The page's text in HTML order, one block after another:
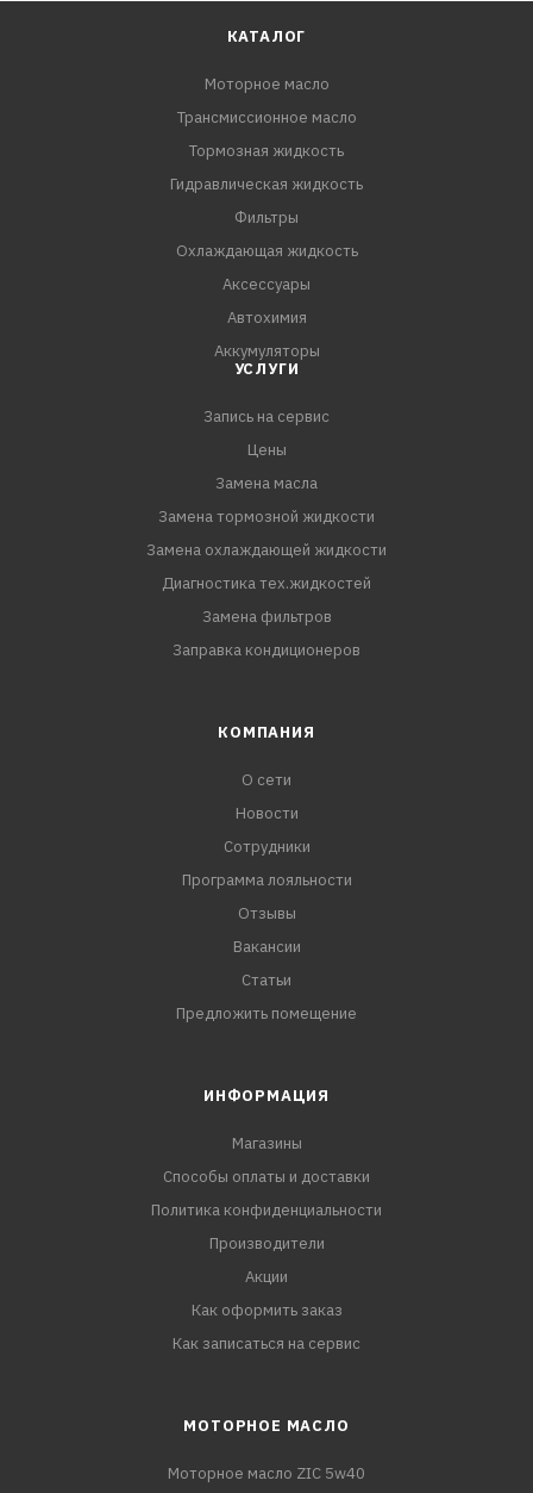
КАТАЛОГ
Моторное масло
Трансмиссионное масло
Тормозная жидкость
Гидравлическая жидкость
Фильтры
Охлаждающая жидкость
Аксессуары
Автохимия
Аккумуляторы
УСЛУГИ
Запись на сервис
Цены
Замена масла
Замена тормозной жидкости
Замена охлаждающей жидкости
Диагностика тех.жидкостей
Замена фильтров
Заправка кондиционеров
КОМПАНИЯ
О сети
Новости
Сотрудники
Программа лояльности
Отзывы
Вакансии
Статьи
Предложить помещение
ИНФОРМАЦИЯ
Магазины
Способы оплаты и доставки
Политика конфиденциальности
Производители
Акции
Как оформить заказ
Как записаться на сервис
МОТОРНОЕ МАСЛО
Моторное масло ZIC 5w40